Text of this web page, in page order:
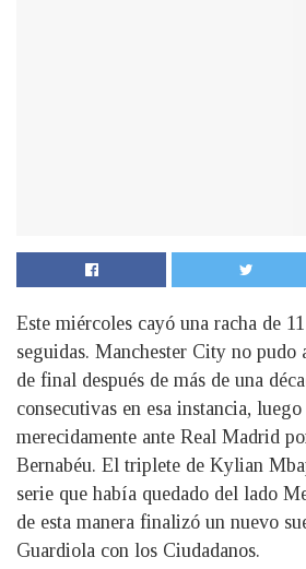
Este miércoles cayó una racha de
seguidas. Manchester City no pudo
de final después de más de una
consecutivas en esa instancia,
merecidamente ante Real Madrid
Bernabéu. El triplete de Kylian
serie que había quedado del lado
de esta manera finalizó un nuevo
Guardiola con los Ciudadanos.